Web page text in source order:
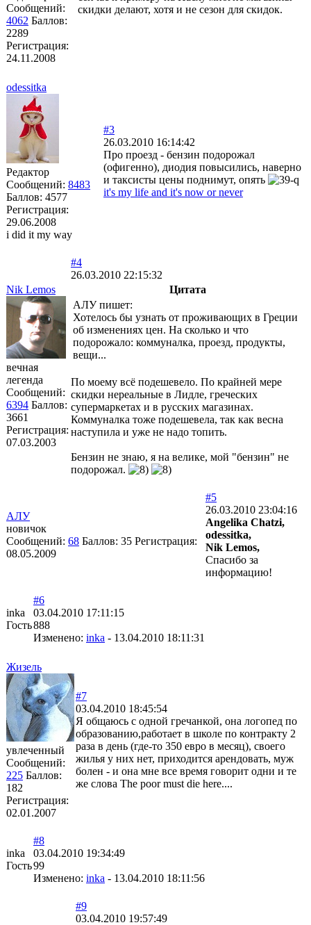
Сообщений:
4062 Баллов:
2289
Регистрация:
24.11.2008
скидки делают, хотя и не сезон для скидок.
odessitka
Редактор
Сообщений: 8483
Баллов: 4577
Регистрация:
29.06.2008
i did it my way
#3
26.03.2010 16:14:42
Про проезд - бензин подорожал
(офигенно), диодия повысились, наверно
и таксисты цены поднимут, опять
it's my life and it's now or never
Nik Lemos
вечная
легенда
Сообщений:
6394 Баллов:
3661
Регистрация:
07.03.2003
#4
26.03.2010 22:15:32
Цитата
АЛУ пишет:
Хотелось бы узнать от проживающих в Греции
об изменениях цен. На сколько и что
подорожало: коммуналка, проезд, продукты,
вещи...
По моему всё подешевело. По крайней мере
скидки нереальные в Лидле, греческих
супермаркетах и в русских магазинах.
Коммуналка тоже подешевела, так как весна
наступила и уже не надо топить.
Бензин не знаю, я на велике, мой "бензин" не
подорожал.
АЛУ
новичок
Сообщений: 68 Баллов: 35 Регистрация:
08.05.2009
#5
26.03.2010 23:04:16
Angelika Chatzi,
odessitka,
Nik Lemos,
Спасибо за
информацию!
inka
Гость
#6
03.04.2010 17:11:15
888
Изменено: inka - 13.04.2010 18:11:31
Жизель
увлеченный
Сообщений:
225 Баллов:
182
Регистрация:
02.01.2007
#7
03.04.2010 18:45:54
Я общаюсь с одной гречанкой, она логопед по
образованию,работает в школе по контракту 2
раза в день (где-то 350 евро в месяц), своего
жилья у них нет, приходится арендовать, муж
болен - и она мне все время говорит одни и те
же слова The poor must die here....
inka
Гость
#8
03.04.2010 19:34:49
99
Изменено: inka - 13.04.2010 18:11:56
#9
03.04.2010 19:57:49